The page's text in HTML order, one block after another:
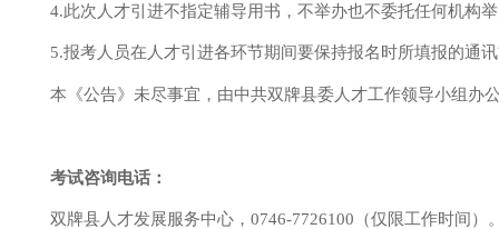
4.此次人才引进不指定辅导用书，不举办也不委托任何机构
5.报考人员在人才引进各环节期间要保持报名时所填报的通
本《公告》未尽事宜，由中共双牌县委人才工作领导小组办
考试咨询电话：
双牌县人才发展服务中心， 0746-7726100（仅限工作时间）